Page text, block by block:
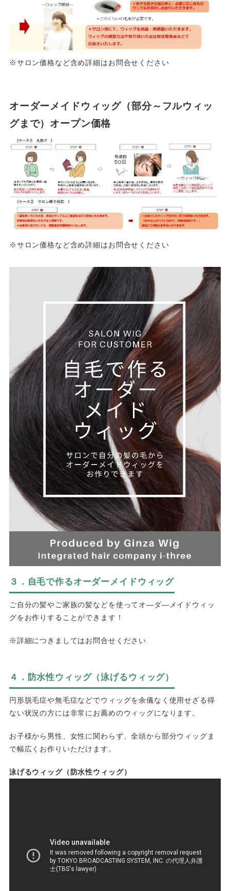
※サロン価格など含め詳細はお問合せください
オーダーメイドウィッグ（部分～フルウィッ
グまで）オープン価格
※サロン価格など含め詳細はお問合せください
３．自毛で作るオーダーメイドウィッグ
ご自分の髪やご家族の髪などを使ってオ―ダ―メイドウィッ
グをお作りすることができます！
※詳細につきましてはお問合せください
４．防水性ウィッグ（泳げるウィッグ）
円形脱毛症や無毛症などでウィッグを余儀なく使用せざる得
ない状況の方には非常にお薦めのウィッグになります。
お子様から男性、女性に関わらず、全頭から部分ウィッグま
で幅広くお作りいただけます。
泳げるウィッグ（防水性ウィッグ）